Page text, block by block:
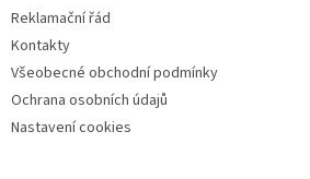
Reklamační řád
Kontakty
Všeobecné obchodní podmínky
Ochrana osobních údajů
Nastavení cookies